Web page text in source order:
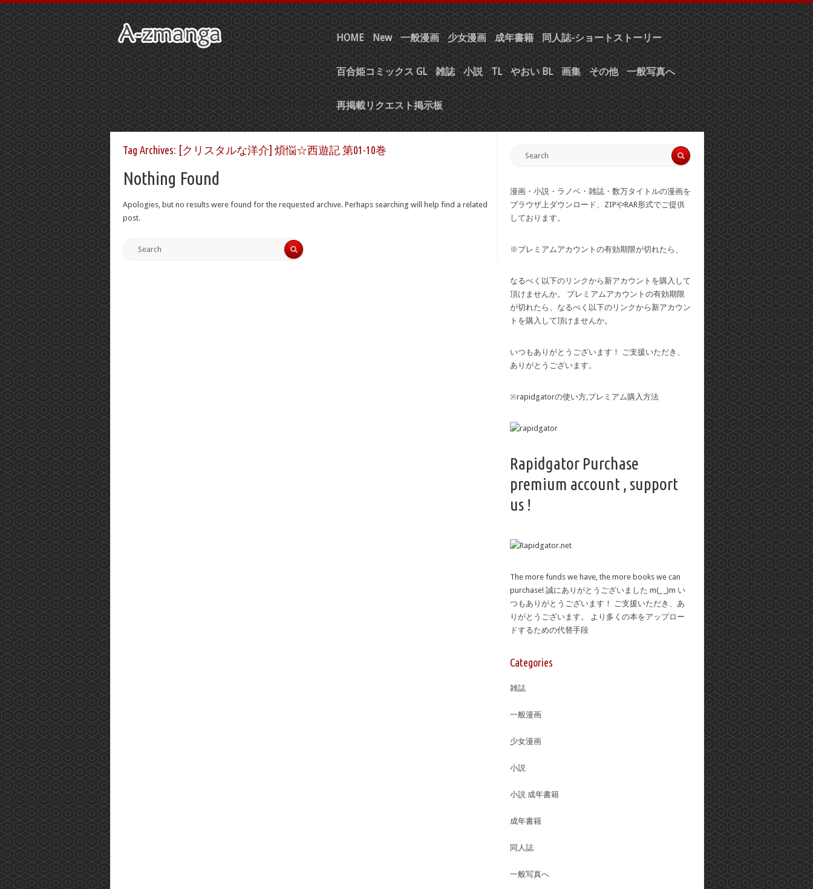
HOME New 一般漫画 少女漫画 成年書籍 同人誌-ショートストーリー
百合姫コミックス GL 雑誌 小説 TL やおい BL 画集 その他 一般写真へ
再掲載リクエスト掲示板
Tag Archives: [クリスタルな洋介] 煩悩☆西遊記 第01-10巻
Nothing Found
Apologies, but no results were found for the requested archive. Perhaps searching will help find a related
post.
漫画・小説・ラノベ・雑誌・数万タイトルの漫画を
ブラウザ上ダウンロード、ZIPやRAR形式でご提供
しております。
※プレミアムアカウントの有効期限が切れたら、
なるべく以下のリンクから新アカウントを購入して
頂けませんか。 プレミアムアカウントの有効期限
が切れたら、なるべく以下のリンクから新アカウン
トを購入して頂けませんか。
いつもありがとうございます！ ご支援いただき、
ありがとうございます。
※rapidgatorの使い方,プレミアム購入方法
Rapidgator Purchase
premium account , support
us !
The more funds we have, the more books we can
purchase! 誠にありがとうございました m(_ _)m い
つもありがとうございます！ ご支援いただき、あ
りがとうございます。 より多くの本をアップロー
ドするための代替手段
Categories
雑誌
一般漫画
少女漫画
小説
小説 成年書籍
成年書籍
同人誌
一般写真へ